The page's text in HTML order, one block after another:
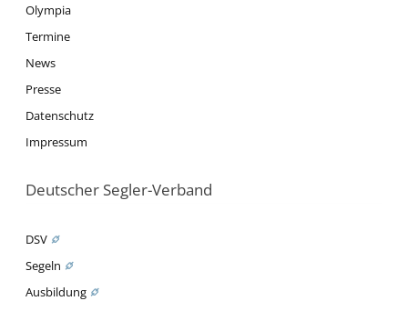
Olympia
Termine
News
Presse
Datenschutz
Impressum
Deutscher Segler-Verband
DSV
Segeln
Ausbildung